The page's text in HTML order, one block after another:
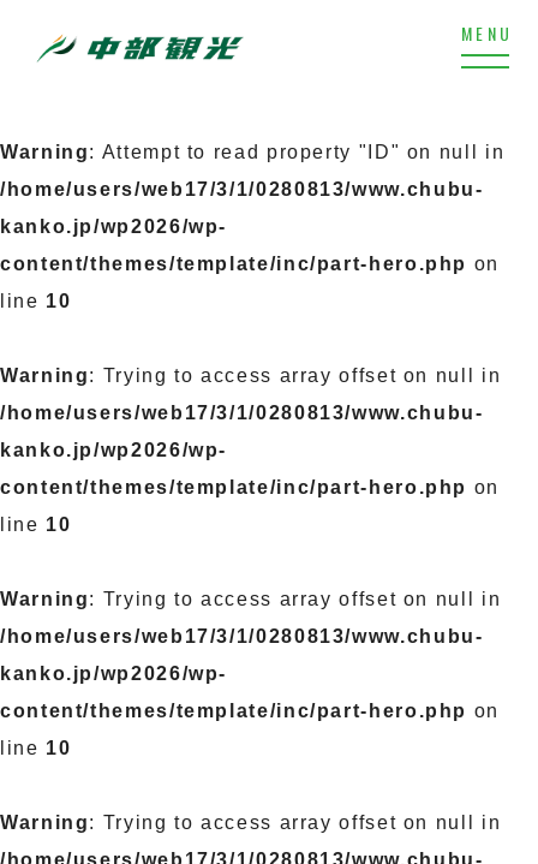
Warning: Attempt to read property "ID" on null in
/home/users/web17/3/1/0280813/www.chubu-
kanko.jp/wp2026/wp-
content/themes/template/inc/part-hero.php on
line 10
Warning: Trying to access array offset on null in
/home/users/web17/3/1/0280813/www.chubu-
kanko.jp/wp2026/wp-
content/themes/template/inc/part-hero.php on
line 10
Warning: Trying to access array offset on null in
/home/users/web17/3/1/0280813/www.chubu-
kanko.jp/wp2026/wp-
content/themes/template/inc/part-hero.php on
line 10
Warning: Trying to access array offset on null in
/home/users/web17/3/1/0280813/www.chubu-